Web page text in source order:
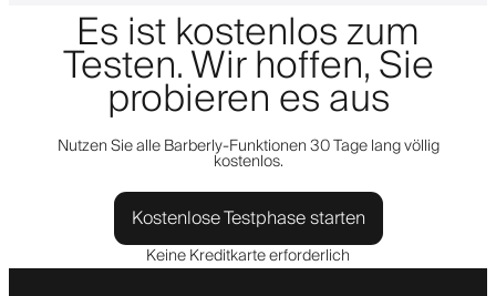
Es ist kostenlos zum
Testen. Wir hoffen, Sie
probieren es aus
Nutzen Sie alle Barberly-Funktionen 30 Tage lang völlig
kostenlos.
Kostenlose Testphase starten
Keine Kreditkarte erforderlich